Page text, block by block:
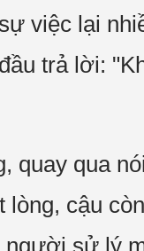
việc lại
trả lời:
quay qua
lòng, cậu
sử lý